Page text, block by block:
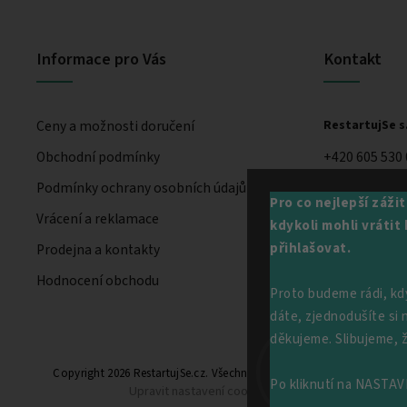
Pro co nejlepší
kdykoli mohli vrátit
přihlašovat.
Proto budeme rádi,
dáte, zjednodušíte si
děkujeme. Slibujeme,
Po kliknutí na
Informace pro Vás
Ceny a možnosti doručení
Obchodní podmínky
Podmínky ochrany osobních údajů
Vrácení a reklamace
Prodejna a kontakty
Hodnocení obchodu
Kontakt
RestartujSe
+420 605 530
Copyright 2026 RestartujSe.cz. Všechna práva vyhrazena.